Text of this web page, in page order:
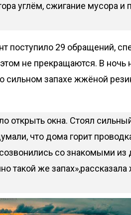
углём, сжигание мусора и
поступило 29 обращений,
не прекращаются. В ночь
сильном запахе жжёной
открыть окна. Стоял
что дома горит
со знакомыми из
такой же